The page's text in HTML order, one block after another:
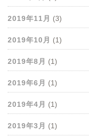
2019年11月 (3)
2019年10月 (1)
2019年8月 (1)
2019年6月 (1)
2019年4月 (1)
2019年3月 (1)